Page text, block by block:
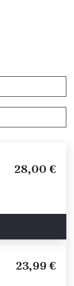
28,00 €
23,99 €